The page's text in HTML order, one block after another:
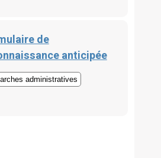
de
anticipée
administratives